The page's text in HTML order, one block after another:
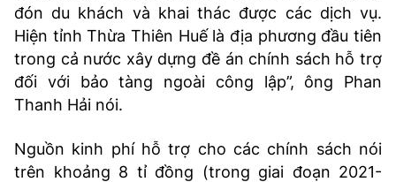
đón du khách và khai thác được các dịch vụ.
Hiện tỉnh Thừa Thiên Huế là địa phương đầu tiên
trong cả nước xây dựng đề án chính sách hỗ trợ
đối với bảo tàng ngoài công lập”, ông Phan
Thanh Hải nói.
Nguồn kinh phí hỗ trợ cho các chính sách nói
trên khoảng 8 tỉ đồng (trong giai đoạn 2021-